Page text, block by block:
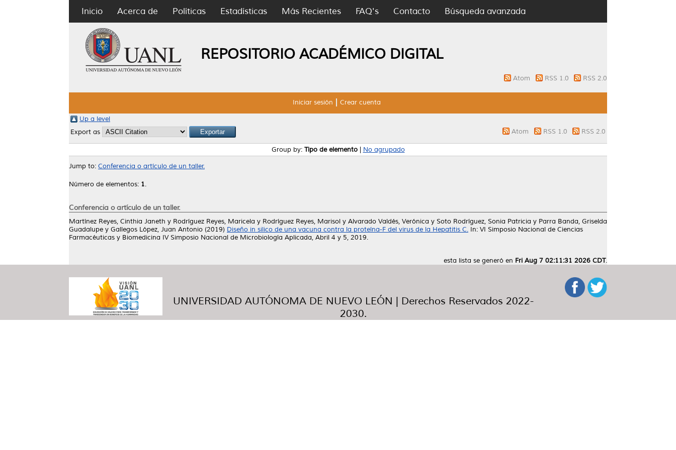
Inicio Acerca de Políticas Estadísticas Más Recientes FAQ's Contacto Búsqueda avanzada
REPOSITORIO ACADÉMICO DIGITAL
Atom RSS 1.0 RSS 2.0
Iniciar sesión Crear cuenta
Up a level
Export as
Atom RSS 1.0 RSS 2.0
Group by: Tipo de elemento| No agrupado
Jump to: Conferencia o artículo de un taller.
Número de elementos: 1.
Conferencia o artículo de un taller.
Martínez Reyes, Cinthia Janeth y Rodríguez Reyes, Maricela y Rodríguez Reyes, Marisol y Alvarado Valdés, Verónica y Soto Rodríguez, Sonia Patricia y Parra Banda, Griselda
Guadalupe y Gallegos López, Juan Antonio (2019) Diseño in silico de una vacuna contra la proteína-F del virus de la Hepatitis C. In: VI Simposio Nacional de Ciencias
Farmacéuticas y Biomedicina IV Simposio Nacional de Microbiología Aplicada, Abril 4 y 5, 2019.
esta lista se generó en Fri Aug 7 02:11:31 2026 CDT.
UNIVERSIDAD AUTÓNOMA DE NUEVO LEÓN | Derechos Reservados 2022-
2030.